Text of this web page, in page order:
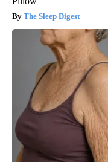
The Sleep Digest